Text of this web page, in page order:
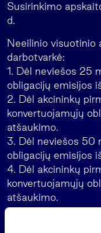
Susirinkimo
d.
Neeilinio visuotinio
darbotvarkė:
1. Dėl neviešos 25
obligacijų emisijos
2. Dėl akcininkų
konvertuojamųjų
atšaukimo.
3. Dėl neviešos 50
obligacijų emisijos
4. Dėl akcininkų
konvertuojamųjų
atšaukimo.
5. Dėl viešos 30